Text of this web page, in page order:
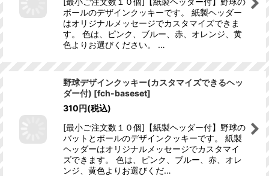
ボールのデザインクッキーです。 紙製ヘッダー
はオリジナルメッセージでカスタマイズできま
す。 色は、ピンク、ブルー、赤、オレンジ、黄
色よりお選びください。 …
野球デザインクッキー(カスタマイズできるヘッ
ダー付) [fch-baseset]
310円(税込)
[最小ご注文数１０個]【紙製ヘッダー付】野球の
バットとボールのデザインクッキーです。 紙製
ヘッダーはオリジナルメッセージでカスタマイ
ズできます。 色は、ピンク、ブルー、赤、オレ
ンジ、黄色よりお選びくだ…